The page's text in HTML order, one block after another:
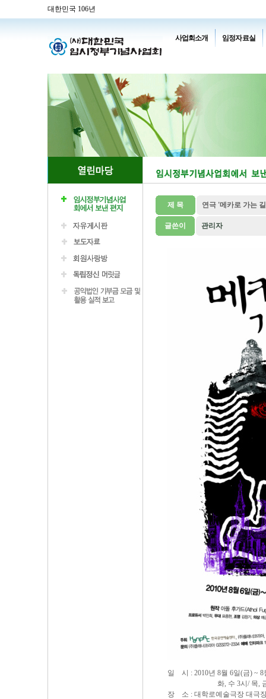
대한민국 106년
사업회소개 임정자료실
제 목 연극 '메카로 가는
글쓴이 관리자
일 시 : 2010년 8월 6일(금) ~ 8
화, 수 3시/ 목, 금 8시/
장 소 : 대학로예술극장 대극